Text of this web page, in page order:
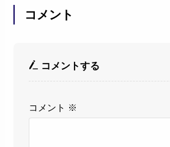
コメント
コメントする
コメント ※